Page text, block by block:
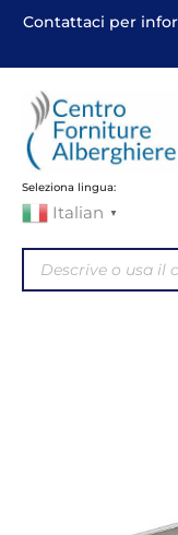
Contattaci per
Seleziona lingua:
Italian ▼